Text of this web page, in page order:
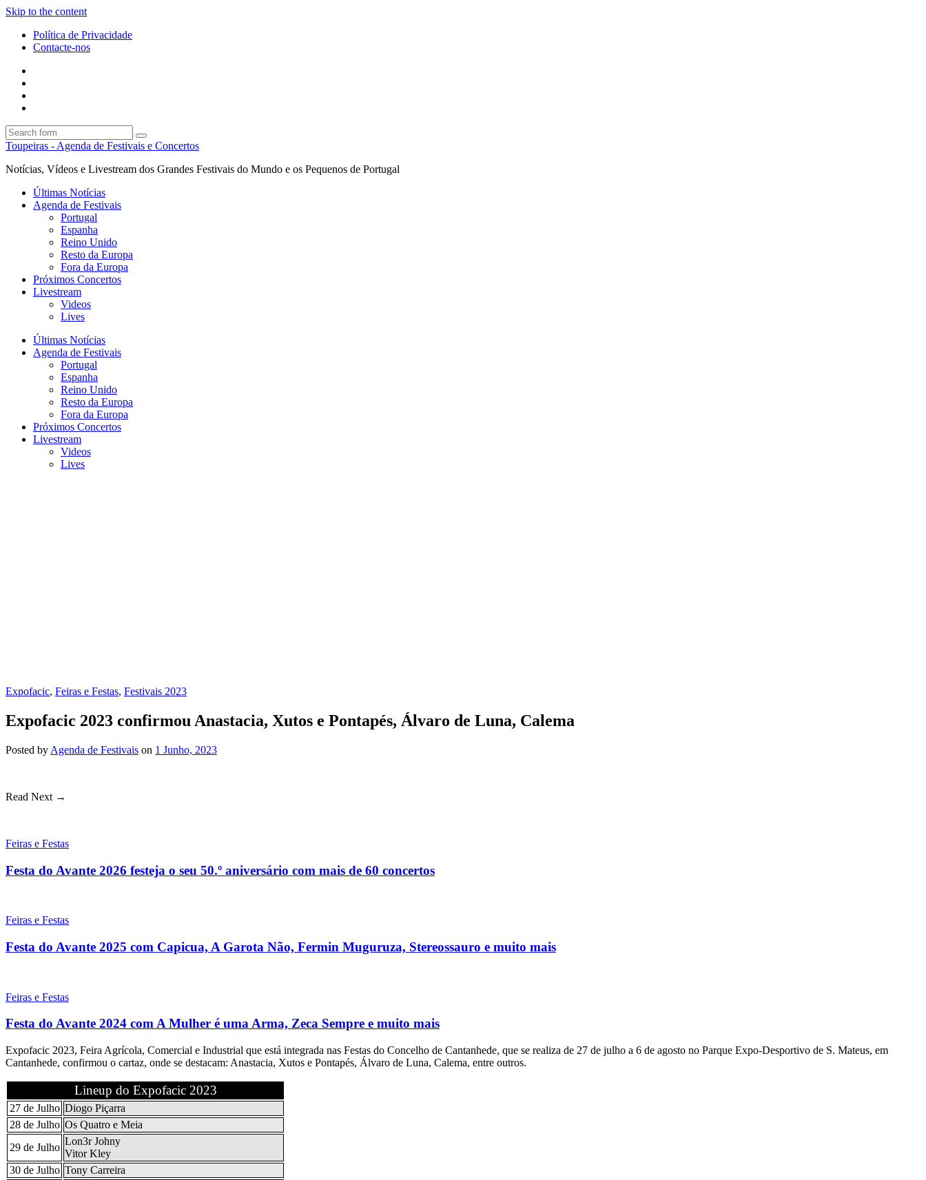
Skip to the content
Política de Privacidade
Contacte-nos
Search
Toupeiras - Agenda de Festivais e Concertos
Notícias, Vídeos e Livestream dos Grandes Festivais do Mundo e os Pequenos de Portugal
Últimas Notícias
Agenda de Festivais
Portugal
Espanha
Reino Unido
Resto da Europa
Fora da Europa
Próximos Concertos
Livestream
Videos
Lives
Últimas Notícias
Agenda de Festivais
Portugal
Espanha
Reino Unido
Resto da Europa
Fora da Europa
Próximos Concertos
Livestream
Videos
Lives
Expofacic, Feiras e Festas, Festivais 2023
Expofacic 2023 confirmou Anastacia, Xutos e Pontapés, Álvaro de Luna, Calema
Posted by Agenda de Festivais on 1 Junho, 2023
Read Next →
Feiras e Festas
Festa do Avante 2026 festeja o seu 50.º aniversário com mais de 60 concertos
Feiras e Festas
Festa do Avante 2025 com Capicua, A Garota Não, Fermin Muguruza, Stereossauro e muito mais
Feiras e Festas
Festa do Avante 2024 com A Mulher é uma Arma, Zeca Sempre e muito mais
Expofacic 2023, Feira Agrícola, Comercial e Industrial que está integrada nas Festas do Concelho de Cantanhede, que se realiza de 27 de julho a 6 de agosto no Parque Expo-Desportivo de S. Mateus, em
Cantanhede, confirmou o cartaz, onde se destacam: Anastacia, Xutos e Pontapés, Álvaro de Luna, Calema, entre outros.
Lineup do Expofacic 2023
27 de Julho Diogo Piçarra
28 de Julho Os Quatro e Meia
29 de Julho
Lon3r Johny
Vitor Kley
30 de Julho Tony Carreira